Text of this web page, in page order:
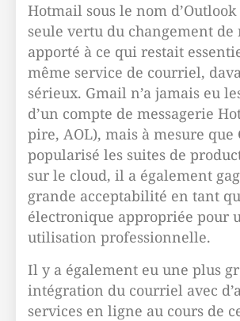
Hotmail sous le nom
seule vertu du changement de
apporté à ce qui restait
même service de courriel,
sérieux. Gmail n’a jamais eu
d’un compte de messagerie
pire, AOL), mais à mesure que
popularisé les suites de
sur le cloud, il a également
grande acceptabilité en tant
électronique appropriée pour
utilisation professionnelle.
Il y a également eu une plus
intégration du courriel avec
services en ligne au cours de